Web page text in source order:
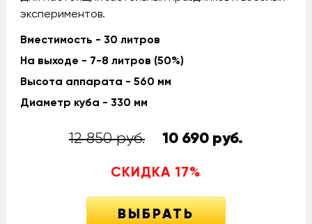
экспериментов.
Вместимость - 30 литров
На выходе - 7-8 литров (50%)
Высота аппарата - 560 мм
Диаметр куба - 330 мм
12 850 руб. 10 690руб.
СКИДКА 17%
ВЫБРАТЬ